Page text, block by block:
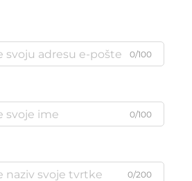
0/100
0/100
0/200